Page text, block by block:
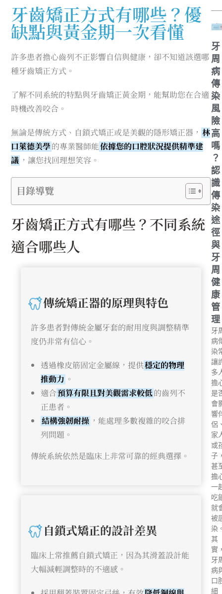
牙齒矯正方式有哪些？優
缺點與黃金期一次看懂
許多患者擔心齒列不正影響自信與健康，卻不知道該選哪
種牙齒矯正方式。
了解不同系統的特點與牙齒矯正黃金期，能幫助您在合適
時機改善咬合。
無論是傳統方式、自鎖式矯正或是美觀的隱形矯正器， 林
口萊德美學的專業醫師能依據您的口腔狀況提供精準建
議 ，讓您找回理想笑容。
目錄導覽
牙齒矯正方式有哪些？不同系統
適合哪些人
傳統矯正器的原理與特色
許多患者對傳統金屬牙套的耐用度與調整精準
度仍非常有信心。
透過橡皮筋固定金屬線，提供穩定的物理
推動力 。
適合預算有限且對美觀需求較低的齒列不
正患者。
結構強韌耐操 ，能處理多數複雜的咬合排
列問題。
傳統系統依然是臨床上非常可靠的經典選擇。
自鎖式矯正的設計差異
臨床上常推薦自鎖式矯正，因為其滑蓋設計能
大幅減輕調整時的不適感。
牙
周
病
傳
染
風
險
高
嗎
？
認
識
傳
染
途
徑
與
牙
周
健
康
管
理
牙
病
染
讓
多
擔
是
會
響
侶
家
或
子
甚
擔
一
吃
就
被
染
其
實
牙
病
口
細